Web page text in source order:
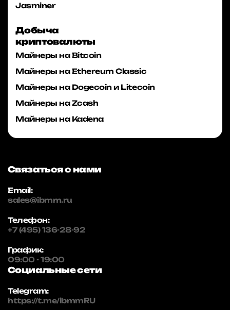
Jasminer
Добыча
криптовалюты
Майнеры на Bitcoin
Майнеры на Ethereum Classic
Майнеры на Dogecoin и Litecoin
Майнеры на Zcash
Майнеры на Kadena
Связаться с нами
Email:
sales@ibmm.ru
Телефон:
+7 (495) 136-28-92
График:
09:00 - 19:00
Социальные сети
Telegram:
https://t.me/ibmmRU